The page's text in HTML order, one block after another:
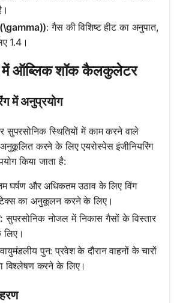
((\gamma)): गैस की विशिष्ट हीट का अनुपात,
1.4।
में ऑब्लिक शॉक कैलकुलेटर
में अनुप्रयोग
स्थितियों में काम करने वाले
करने के लिए एयरोस्पेस इंजीनियरिंग
किया जाता है:
घर्षण और अधिकतम उठाव के लिए विंग
का अनुकूलन करने के लिए।
सुपरसोनिक नोजल में निकास गैसों के विस्तार
वायुमंडलीय पुन: प्रवेश के दौरान वाहनों के चारों
विश्लेषण करने के लिए।